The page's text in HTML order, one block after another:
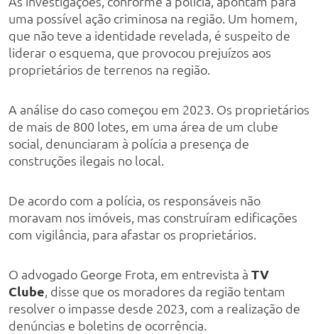
uma possível ação criminosa na região. Um homem,
que não teve a identidade revelada, é suspeito de
liderar o esquema, que provocou prejuízos aos
proprietários de terrenos na região.
A análise do caso começou em 2023. Os proprietários
de mais de 800 lotes, em uma área de um clube
social, denunciaram à polícia a presença de
construções ilegais no local.
De acordo com a polícia, os responsáveis não
moravam nos imóveis, mas construíram edificações
com vigilância, para afastar os proprietários.
O advogado George Frota, em entrevista à TV
Clube, disse que os moradores da região tentam
resolver o impasse desde 2023, com a realização de
denúncias e boletins de ocorrência.